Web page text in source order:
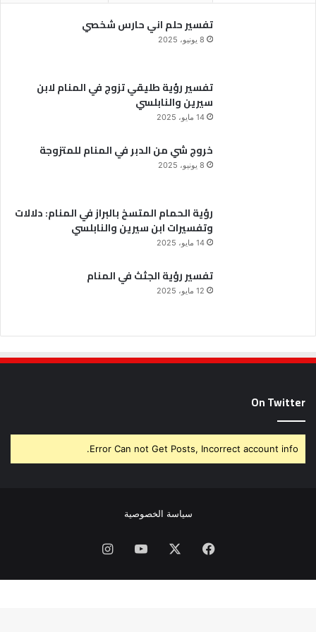
تفسير حلم اني حارس شخصي
8 يونيو، 2025
تفسير رؤية طليقي تزوج في المنام لابن
سيرين والنابلسي
14 مايو، 2025
خروج شي من الدبر في المنام للمتزوجة
8 يونيو، 2025
رؤية الحمام المتسخ بالبراز في المنام: دلالات
وتفسيرات ابن سيرين والنابلسي
14 مايو، 2025
تفسير رؤية الجثث في المنام
12 مايو، 2025
On Twitter
Error Can not Get Posts, Incorrect account info.
سياسة الخصوصية
فيسبوك يوتيوبانستقرام